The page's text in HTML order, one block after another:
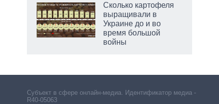
Сколько картофеля
выращивали в
Украине до и во
время большой
войны
Субъект в сфере онлайн-медиа. Идентификатор медиа –
R40-05063